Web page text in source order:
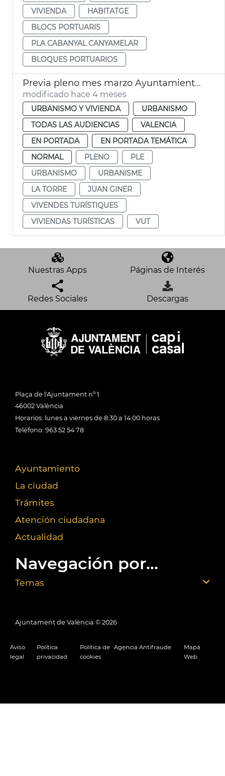
VIVIENDA
HABITATGE
BLOCS PORTUARIS
PLA CABANYAL CANYAMELAR
BLOQUES PORTUARIOS
Previa pleno mes marzo Ayuntamiento València
modificado hace 4 meses
URBANISMO Y VIVIENDA
URBANISMO
TODAS LAS AUDIENCIAS
VALENCIA
EN PORTADA
EN PORTADA TEMÁTICA
NORMAL
PLENO
PLE
URBANISMO
URBANISME
LA TORRE
JUAN GINER
VIVENDES TURÍSTIQUES
VIVIENDAS TURÍSTICAS
VUT
Nuestras Apps Páginas de Interés
Redes Sociales Descargas
Plaça de l'Ajuntament nº 1
46002 València
Horarios: lunes a viernes de 8:30 a 14:00 horas
Teléfono: 963 52 54 78
Ayuntamiento
La ciudad
Trámites
Atención ciudadana
Actualidad
Navegación por...
Temas
Ajuntament de València © 2026
Aviso
legal
Política
privacidad
Política de
cookies
Agencia Antifraude
Mapa
Web